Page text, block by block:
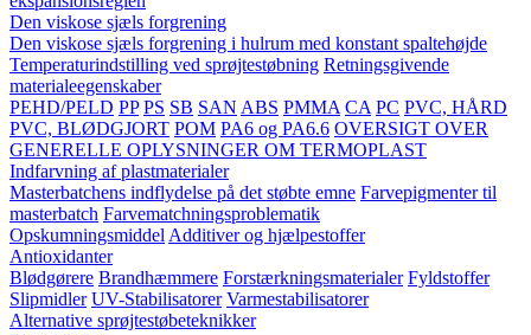
Den viskose sjæls forgrening
Den viskose sjæls forgrening i hulrum med konstant spaltehøjde
Temperaturindstilling ved sprøjtestøbning Retningsgivende
materialeegenskaber
PEHD/PELD PP PS SB SAN ABS PMMA CA PC PVC, HÅRD
PVC, BLØDGJORT POM PA6 og PA6.6 OVERSIGT OVER
GENERELLE OPLYSNINGER OM TERMOPLAST
Indfarvning af plastmaterialer
Masterbatchens indflydelse på det støbte emne Farvepigmenter til
masterbatch Farvematchningsproblematik
Opskumningsmiddel Additiver og hjælpestoffer
Antioxidanter
Blødgørere Brandhæmmere Forstærkningsmaterialer Fyldstoffer
Slipmidler UV-Stabilisatorer Varmestabilisatorer
Alternative sprøjtestøbeteknikker